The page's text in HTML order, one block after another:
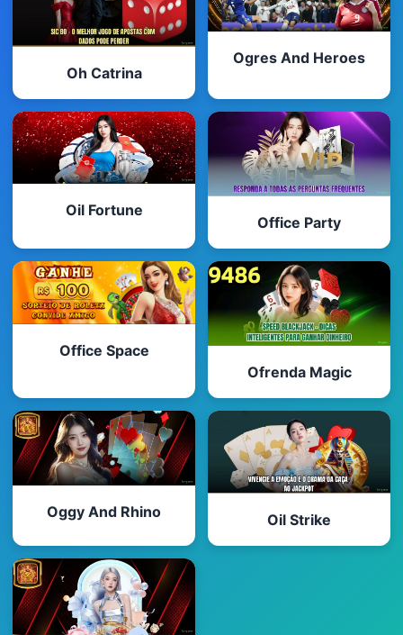
Oh Catrina
Ogres And Heroes
Oil Fortune
Office Party
Office Space
Ofrenda Magic
Oggy And Rhino Oil Strike